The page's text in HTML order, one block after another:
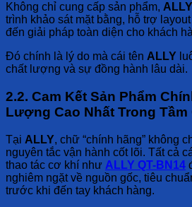
Không chỉ cung cấp sản phẩm, ALLY
trình khảo sát mặt bằng, hỗ trợ
đến giải pháp toàn diện cho khách
Đó chính là lý do mà cái tên ALLY
chất lượng và sự đồng hành lâu dài.
2.2. Cam Kết Sản Phẩm
Lượng Cao Nhất Trong Tầm
Tại ALLY, chữ “chính hãng” không
nguyên tắc vận hành cốt lõi. Tất cả
thao tác cơ khí như ALLY QT-BN14
nghiêm ngặt về nguồn gốc, tiêu
trước khi đến tay khách hàng.